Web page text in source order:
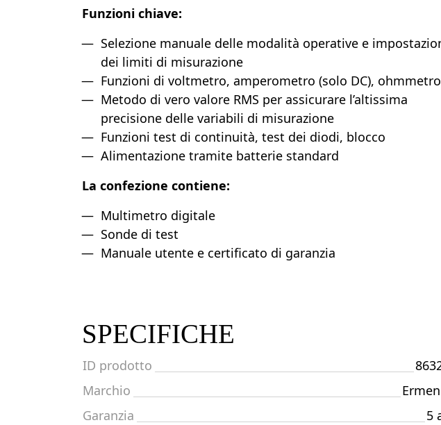
Funzioni chiave:
Selezione manuale delle modalità operative e
dei limiti di misurazione
Funzioni di voltmetro, amperometro (solo DC), ohmmetro
Metodo di vero valore RMS per assicurare l’altissima
precisione delle variabili di misurazione
Funzioni test di continuità, test dei diodi, blocco
Alimentazione tramite batterie standard
La confezione contiene:
Multimetro digitale
Sonde di test
Manuale utente e certificato di garanzia
SPECIFICHE
ID prodotto
Marchio
Garanzia
5